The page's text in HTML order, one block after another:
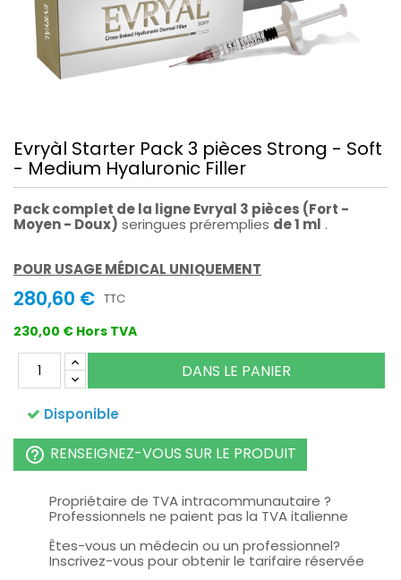
Evryàl Starter Pack 3 pièces Strong - Soft
- Medium Hyaluronic Filler
Pack complet de la ligne Evryal 3 pièces (Fort -
Moyen - Doux) seringues préremplies de 1 ml .
POUR USAGE MÉDICAL UNIQUEMENT
280,60 € TTC
230,00 € Hors TVA
DANS LE PANIER
Disponible
help_outline RENSEIGNEZ-VOUS SUR LE PRODUIT
Propriétaire de TVA intracommunautaire ?
Professionnels ne paient pas la TVA italienne
Êtes-vous un médecin ou un professionnel?
Inscrivez-vous pour obtenir le tarifaire réservée